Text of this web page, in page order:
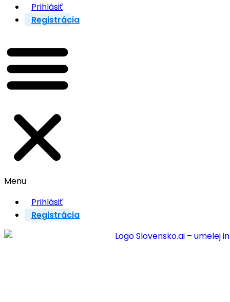
Prihlásiť
Registrácia
Menu
Prihlásiť
Registrácia